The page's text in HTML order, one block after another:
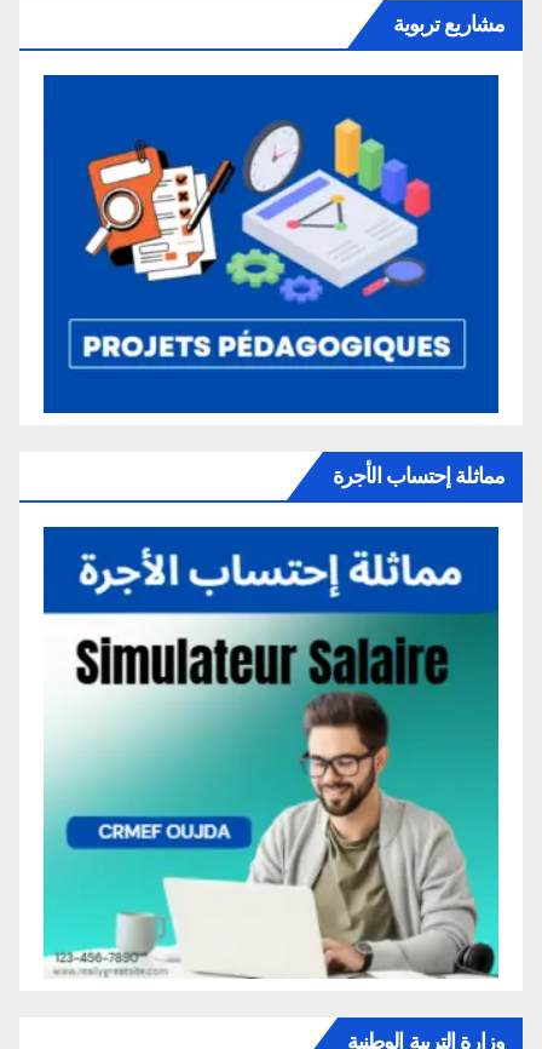
مشاريع تربوية
مماثلة إحتساب الأجرة
وزارة التربية الوطنية